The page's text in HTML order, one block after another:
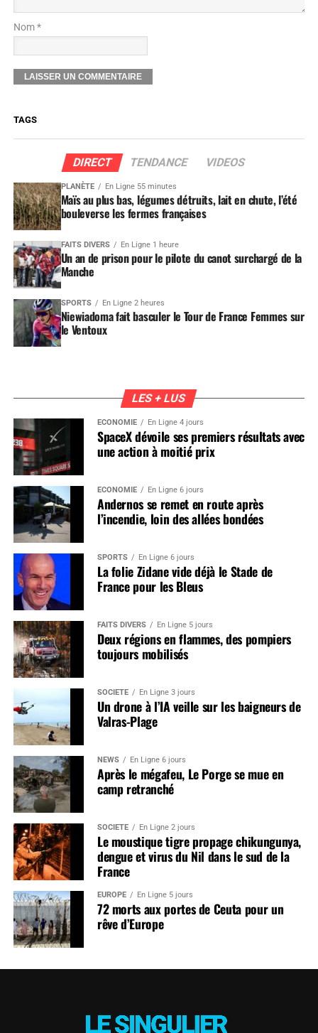
Nom *
TAGS
DIRECT TENDANCE VIDEOS
PLANÈTE En Ligne 55 minutes
Maïs au plus bas, légumes détruits, lait en chute, l’été
bouleverse les fermes françaises
FAITS DIVERS En Ligne 1 heure
Un an de prison pour le pilote du canot surchargé de la
Manche
SPORTS En Ligne 2 heures
Niewiadoma fait basculer le Tour de France Femmes sur
le Ventoux
LES + LUS
ÉCONOMIE En Ligne 4 jours
SpaceX dévoile ses premiers résultats avec
une action à moitié prix
ÉCONOMIE En Ligne 6 jours
Andernos se remet en route après
l’incendie, loin des allées bondées
SPORTS En Ligne 6 jours
La folie Zidane vide déjà le Stade de
France pour les Bleus
FAITS DIVERS En Ligne 5 jours
Deux régions en flammes, des pompiers
toujours mobilisés
SOCIÉTÉ En Ligne 3 jours
Un drone à l’IA veille sur les baigneurs de
Valras-Plage
NEWS En Ligne 6 jours
Après le mégafeu, Le Porge se mue en
camp retranché
SOCIÉTÉ En Ligne 2 jours
Le moustique tigre propage chikungunya,
dengue et virus du Nil dans le sud de la
France
EUROPE En Ligne 5 jours
72 morts aux portes de Ceuta pour un
rêve d’Europe